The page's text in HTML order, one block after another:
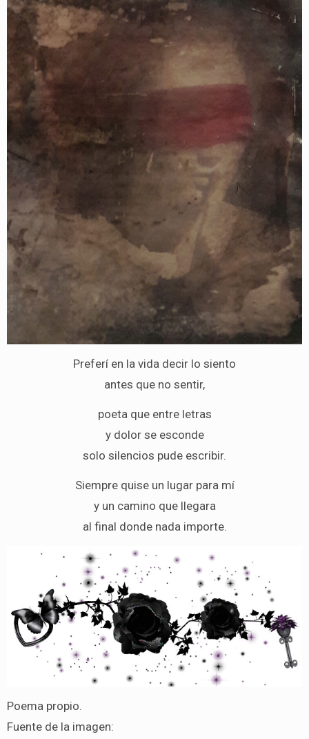
Preferí en la vida decir lo siento
antes que no sentir,
poeta que entre letras
y dolor se esconde
solo silencios pude escribir.
Siempre quise un lugar para mí
y un camino que llegara
al final donde nada importe.
Poema propio.
Fuente de la imagen: